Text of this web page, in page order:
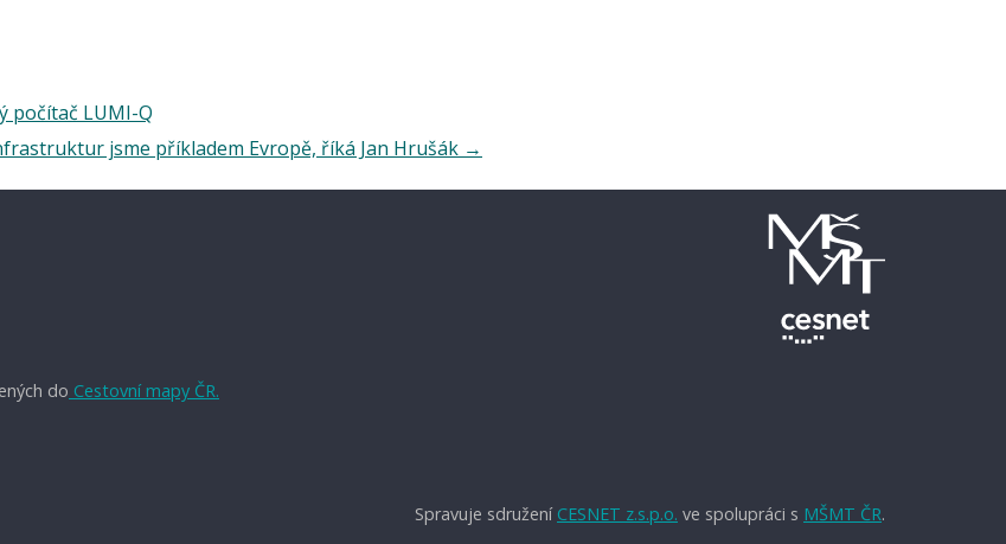
počítač LUMI-Q
jsme příkladem Evropě, říká Jan Hrušák →
do Cestovní mapy ČR.
Spravuje sdružení CESNET z.s.p.o. ve spolupráci s MŠMT ČR.